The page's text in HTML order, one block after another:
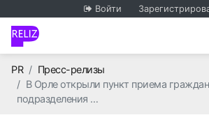
Войти
PRГлавная
Пресс-релизы
В Орле открыли пункт приема
подразделения …